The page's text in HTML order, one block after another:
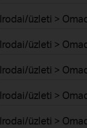
Irodai/üzleti >
Irodai/üzleti >
Irodai/üzleti >
Irodai/üzleti >
Irodai/üzleti >